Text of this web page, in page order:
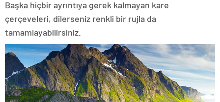
Başka hiçbir ayrıntıya gerek kalmayan kare
çerçeveleri, dilerseniz renkli bir rujla da
tamamlayabilirsiniz.